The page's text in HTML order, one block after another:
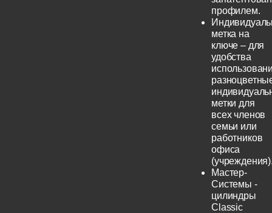
профилем.
метка на
ключе – для
удобства
метки для
всех членов
семьи или
работников
офиса
Мастер-
Системы -
цилиндры
Classic